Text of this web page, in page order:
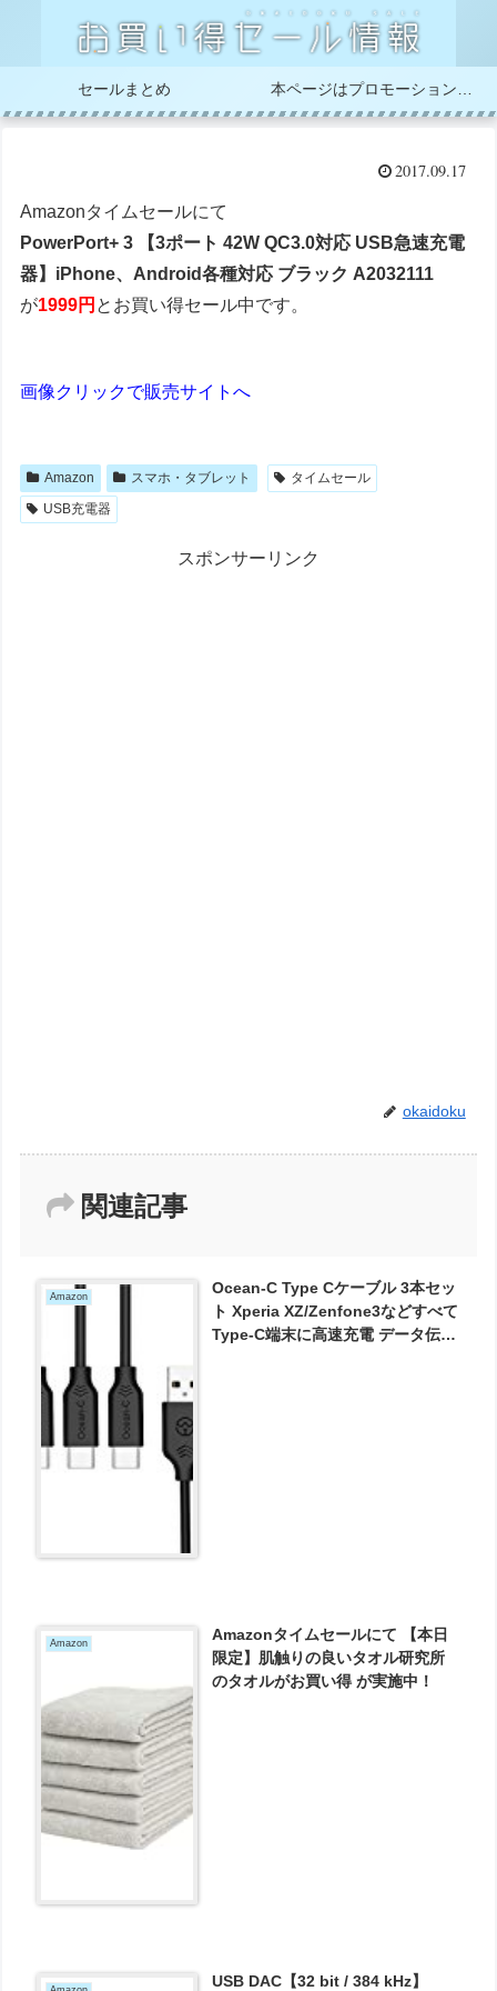
セールまとめ
2017.09.17
Amazonタイムセールにて
PowerPort+ 3 【3ポート 42W QC3.0対応 USB急速充電
器】iPhone、Android各種対応 ブラック A2032111
が1999円 とお買い得セール中です。
画像クリックで販売サイトへ
Amazon スマホ・タブレット
タイムセール
USB充電器
スポンサーリンク
okaidoku
関連記事
Amazon
Ocean-C Type Cケーブル 3本セッ
ト Xperia XZ/Zenfone3などすべて
Type-C端末に高速充電 データ伝送
Amazon
Amazonタイムセールにて 【本日
限定】肌触りの良いタオル研究所
のタオルがお買い得 が実施中！
USB DAC【32 bit / 384 kHz】